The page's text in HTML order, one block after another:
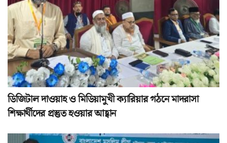
ডিজিটাল দাওয়াহ ও মিডিয়ামুখী ক্যারিয়ার গঠনে মাদরাসা
শিক্ষার্থীদের প্রস্তুত হওয়ার আহ্বান